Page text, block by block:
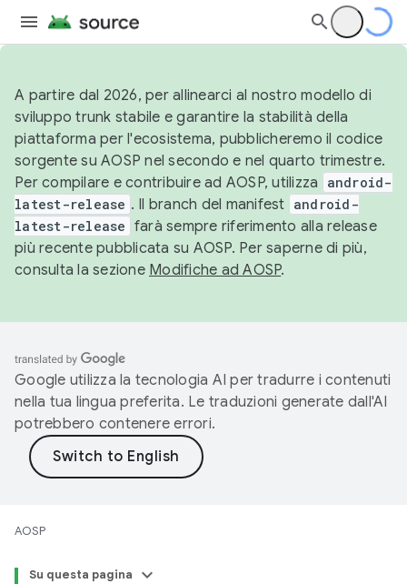
A partire dal 2026, per allinearci al nostro modello di
sviluppo trunk stabile e garantire la stabilità della
piattaforma per l'ecosistema, pubblicheremo il codice
sorgente su AOSP nel secondo e nel quarto trimestre.
Per compilare e contribuire ad AOSP, utilizza
android-
latest-release . Il branch del manifest android-
latest-release farà sempre riferimento alla release
più recente pubblicata su AOSP. Per saperne di più,
consulta la sezione Modifiche ad AOSP.
Google utilizza la tecnologia AI per tradurre i contenuti
nella tua lingua preferita. Le traduzioni generate dall'AI
potrebbero contenere errori.
AOSP
Su questa pagina